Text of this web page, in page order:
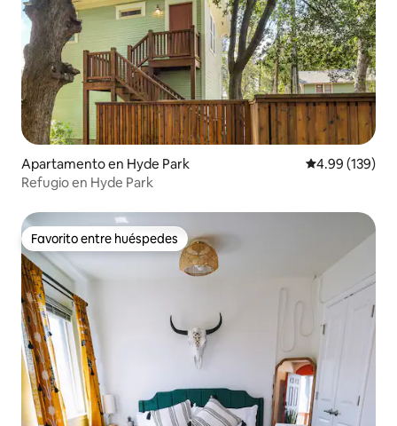
Apartamento en Hyde Park Calificación
4.99 (139)
Refugio en Hyde Park
Favorito entre huéspedes
Favorito entre huéspedes